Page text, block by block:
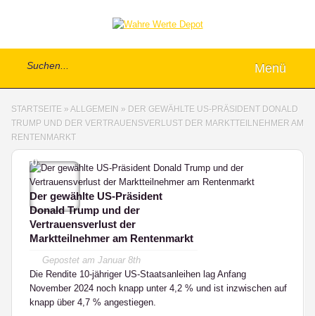
Menü
STARTSEITE » ALLGEMEIN » DER GEWÄHLTE US-PRÄSIDENT DONALD
TRUMP UND DER VERTRAUENSVERLUST DER MARKTTEILNEHMER AM
RENTENMARKT
0
Der gewählte US-Präsident
Donald Trump und der
Vertrauensverlust der
Marktteilnehmer am Rentenmarkt
Gepostet am Januar 8th
Die Rendite 10-jähriger US-Staatsanleihen lag Anfang
November 2024 noch knapp unter 4,2 % und ist inzwischen auf
knapp über 4,7 % angestiegen.